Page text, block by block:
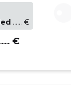
...... €
€